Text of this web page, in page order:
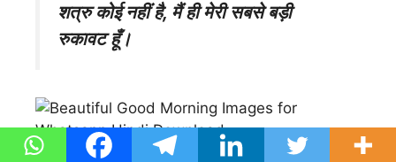
शत्रु कोई नहीं है, मैं ही मेरी सबसे बड़ी
रुकावट हूँ।